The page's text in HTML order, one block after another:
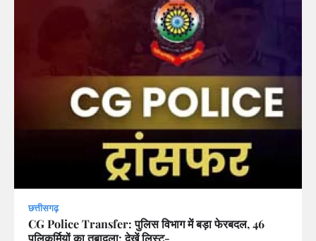
छत्तीसगढ़
CG Police Transfer: पुलिस विभाग में बड़ा फेरबदल, 46
पुलिकर्मियों का तबादला; देखें लिस्ट-